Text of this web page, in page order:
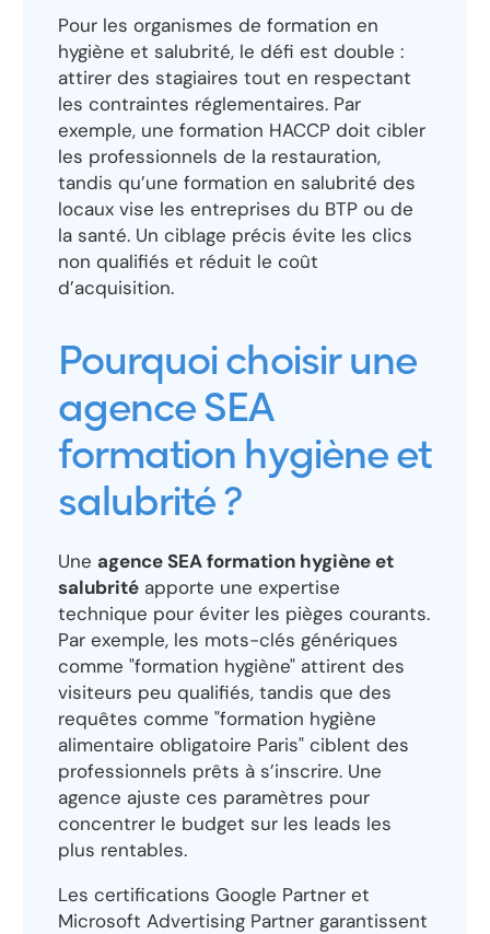
Pour les organismes de formation en
hygiène et salubrité, le défi est double :
attirer des stagiaires tout en respectant
les contraintes réglementaires. Par
exemple, une formation HACCP doit cibler
les professionnels de la restauration,
tandis qu’une formation en salubrité des
locaux vise les entreprises du BTP ou de
la santé. Un ciblage précis évite les clics
non qualifiés et réduit le coût
d’acquisition.
Pourquoi choisir une
agence SEA
formation hygiène et
salubrité ?
Une agence SEA formation hygiène et
salubrité apporte une expertise
technique pour éviter les pièges courants.
Par exemple, les mots-clés génériques
comme "formation hygiène" attirent des
visiteurs peu qualifiés, tandis que des
requêtes comme "formation hygiène
alimentaire obligatoire Paris" ciblent des
professionnels prêts à s’inscrire. Une
agence ajuste ces paramètres pour
concentrer le budget sur les leads les
plus rentables.
Les certifications Google Partner et
Microsoft Advertising Partner garantissent